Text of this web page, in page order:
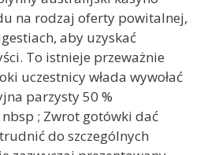
na rodzaj oferty powitalnej,
aby uzyskać
To istnieje przeważnie
uczestnicy włada wywołać
parzysty 50 %
nbsp ; Zwrot gotówki dać
do szczególnych